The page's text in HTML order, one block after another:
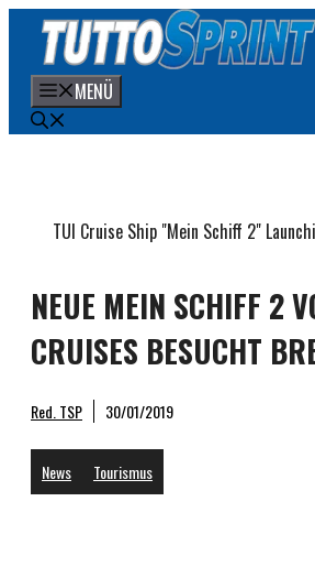
Inhalt
springen
MENÜ
NEUE MEIN SCHIFF 2
CRUISES BESUCHT
Red. TSP 30/01/2019
News Tourismus
TUI Cruise Ship "Mein Schiff 2"